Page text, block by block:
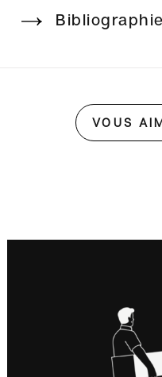
Bibliographie
VOUS